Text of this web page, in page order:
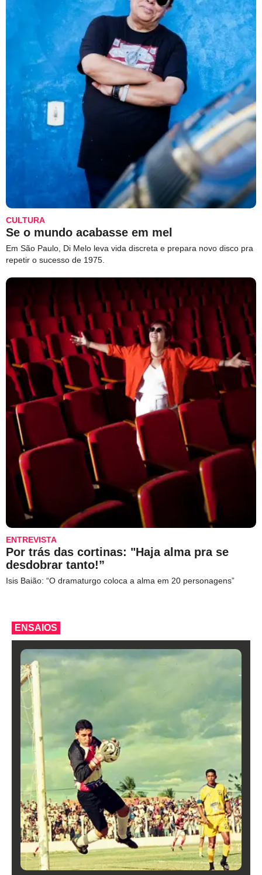
CULTURA
Se o mundo acabasse em mel
Em São Paulo, Di Melo leva vida discreta e prepara novo disco pra
repetir o sucesso de 1975.
ENTREVISTA
Por trás das cortinas: "Haja alma pra se
desdobrar tanto!”
Isis Baião: “O dramaturgo coloca a alma em 20 personagens”
ENSAIOS